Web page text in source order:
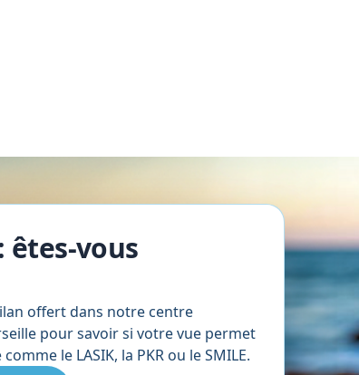
êtes-vous
offert dans notre centre
pour savoir si votre vue permet
le LASIK, la PKR ou le SMILE.